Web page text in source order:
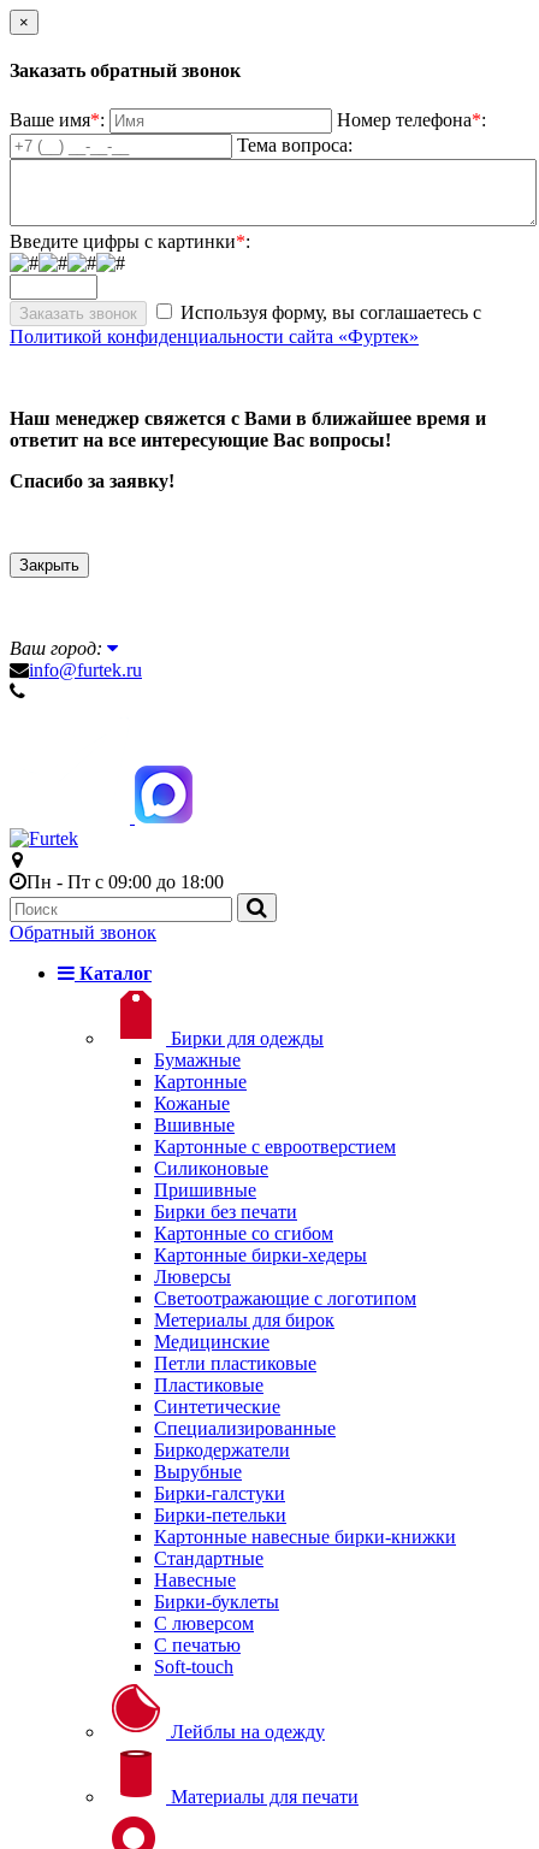
×
Заказать обратный звонок
Ваше имя*: Номер телефона*:
Тема вопроса:
Введите цифры с картинки*:
Используя форму, вы соглашаетесь с
Политикой конфиденциальности сайта «Фуртек»
Наш менеджер свяжется с Вами в ближайшее время и
ответит на все интересующие Вас вопросы!
Спасибо за заявку!
Закрыть
Ваш город:
info@furtek.ru
Пн - Пт с 09:00 до 18:00
Обратный звонок
Каталог
Бирки для одежды
Бумажные
Картонные
Кожаные
Вшивные
Картонные с евроотверстием
Силиконовые
Пришивные
Бирки без печати
Картонные со сгибом
Картонные бирки-хедеры
Люверсы
Светоотражающие с логотипом
Метериалы для бирок
Медицинские
Петли пластиковые
Пластиковые
Синтетические
Специализированные
Биркодержатели
Вырубные
Бирки-галстуки
Бирки-петельки
Картонные навесные бирки-книжки
Стандартные
Навесные
Бирки-буклеты
С люверсом
С печатью
Soft-touch
Лейблы на одежду
Материалы для печати